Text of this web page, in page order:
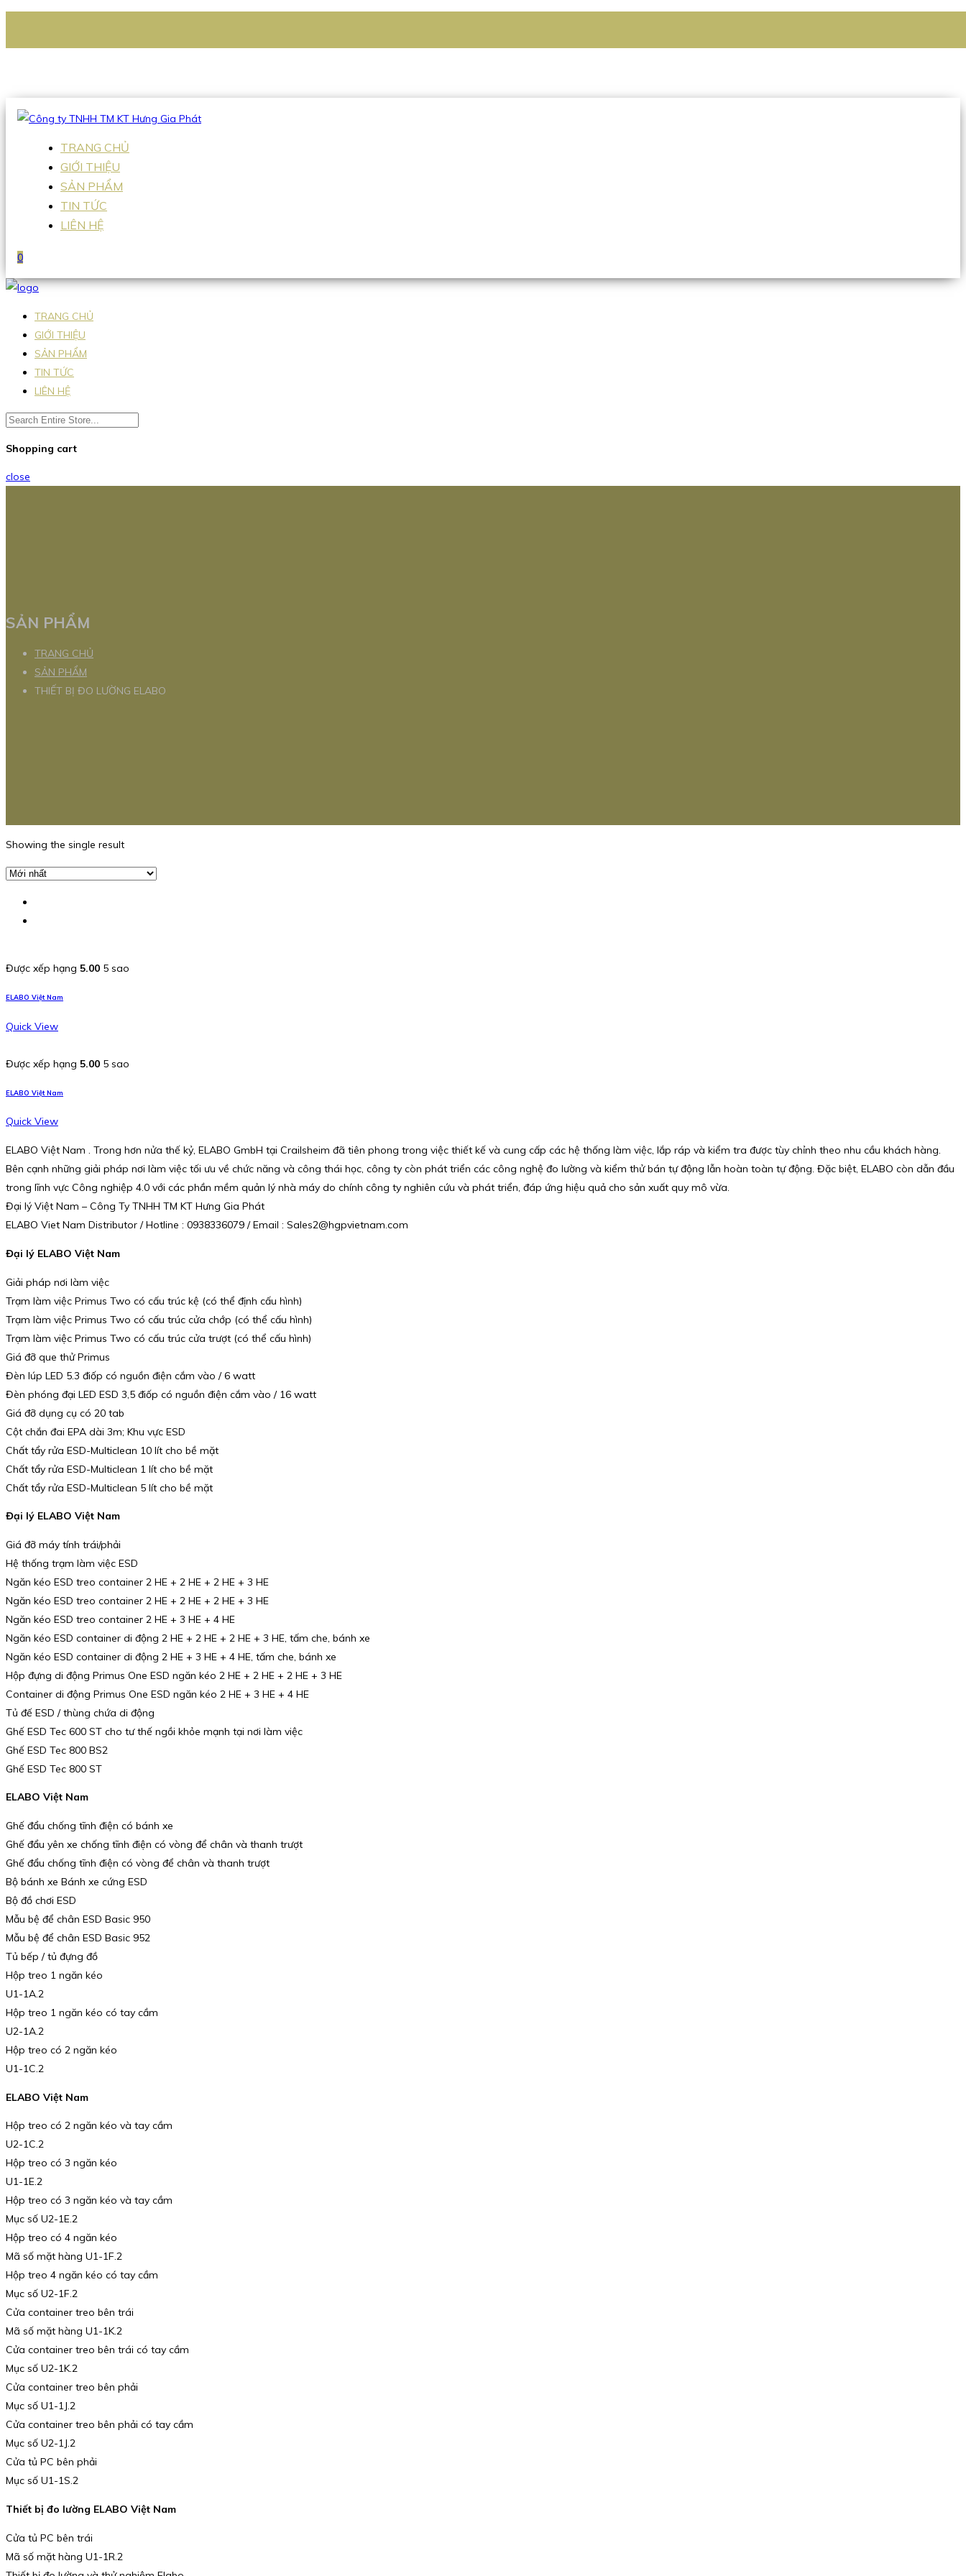
Hotline:0938 336 079
TRANG CHỦ
GIỚI THIỆU
SẢN PHẨM
TIN TỨC
LIÊN HỆ
0
TRANG CHỦ
GIỚI THIỆU
SẢN PHẨM
TIN TỨC
LIÊN HỆ
Shopping cart
close
SẢN PHẨM
TRANG CHỦ
SẢN PHẨM
THIẾT BỊ ĐO LƯỜNG ELABO
Showing the single result
Được xếp hạng 5.00 5 sao
ELABO Việt Nam
Quick View
Được xếp hạng 5.00 5 sao
ELABO Việt Nam
Quick View
ELABO Việt Nam . Trong hơn nửa thế kỷ, ELABO GmbH tại Crailsheim đã tiên phong trong việc thiết kế và cung cấp các hệ thống làm việc, lắp ráp và kiểm tra được tùy chỉnh theo nhu cầu khách hàng.
Bên cạnh những giải pháp nơi làm việc tối ưu về chức năng và công thái học, công ty còn phát triển các công nghệ đo lường và kiểm thử bán tự động lẫn hoàn toàn tự động. Đặc biệt, ELABO còn dẫn đầu
trong lĩnh vực Công nghiệp 4.0 với các phần mềm quản lý nhà máy do chính công ty nghiên cứu và phát triển, đáp ứng hiệu quả cho sản xuất quy mô vừa.
Đại lý Việt Nam – Công Ty TNHH TM KT Hưng Gia Phát
ELABO Viet Nam Distributor / Hotline : 0938336079 / Email : Sales2@hgpvietnam.com
Đại lý ELABO Việt Nam
Giải pháp nơi làm việc
Trạm làm việc Primus Two có cấu trúc kệ (có thể định cấu hình)
Trạm làm việc Primus Two có cấu trúc cửa chớp (có thể cấu hình)
Trạm làm việc Primus Two có cấu trúc cửa trượt (có thể cấu hình)
Giá đỡ que thử Primus
Đèn lúp LED 5.3 điốp có nguồn điện cắm vào / 6 watt
Đèn phóng đại LED ESD 3,5 điốp có nguồn điện cắm vào / 16 watt
Giá đỡ dụng cụ có 20 tab
Cột chắn đai EPA dài 3m; Khu vực ESD
Chất tẩy rửa ESD-Multiclean 10 lít cho bề mặt
Chất tẩy rửa ESD-Multiclean 1 lít cho bề mặt
Chất tẩy rửa ESD-Multiclean 5 lít cho bề mặt
Đại lý ELABO Việt Nam
Giá đỡ máy tính trái/phải
Hệ thống trạm làm việc ESD
Ngăn kéo ESD treo container 2 HE + 2 HE + 2 HE + 3 HE
Ngăn kéo ESD treo container 2 HE + 2 HE + 2 HE + 3 HE
Ngăn kéo ESD treo container 2 HE + 3 HE + 4 HE
Ngăn kéo ESD container di động 2 HE + 2 HE + 2 HE + 3 HE, tấm che, bánh xe
Ngăn kéo ESD container di động 2 HE + 3 HE + 4 HE, tấm che, bánh xe
Hộp đựng di động Primus One ESD ngăn kéo 2 HE + 2 HE + 2 HE + 3 HE
Container di động Primus One ESD ngăn kéo 2 HE + 3 HE + 4 HE
Tủ đế ESD / thùng chứa di động
Ghế ESD Tec 600 ST cho tư thế ngồi khỏe mạnh tại nơi làm việc
Ghế ESD Tec 800 BS2
Ghế ESD Tec 800 ST
ELABO Việt Nam
Ghế đẩu chống tĩnh điện có bánh xe
Ghế đẩu yên xe chống tĩnh điện có vòng để chân và thanh trượt
Ghế đẩu chống tĩnh điện có vòng để chân và thanh trượt
Bộ bánh xe Bánh xe cứng ESD
Bộ đồ chơi ESD
Mẫu bệ để chân ESD Basic 950
Mẫu bệ để chân ESD Basic 952
Tủ bếp / tủ đựng đồ
Hộp treo 1 ngăn kéo
U1-1A.2
Hộp treo 1 ngăn kéo có tay cầm
U2-1A.2
Hộp treo có 2 ngăn kéo
U1-1C.2
ELABO Việt Nam
Hộp treo có 2 ngăn kéo và tay cầm
U2-1C.2
Hộp treo có 3 ngăn kéo
U1-1E.2
Hộp treo có 3 ngăn kéo và tay cầm
Mục số U2-1E.2
Hộp treo có 4 ngăn kéo
Mã số mặt hàng U1-1F.2
Hộp treo 4 ngăn kéo có tay cầm
Mục số U2-1F.2
Cửa container treo bên trái
Mã số mặt hàng U1-1K.2
Cửa container treo bên trái có tay cầm
Mục số U2-1K.2
Cửa container treo bên phải
Mục số U1-1J.2
Cửa container treo bên phải có tay cầm
Mục số U2-1J.2
Cửa tủ PC bên phải
Mục số U1-1S.2
Thiết bị đo lường ELABO Việt Nam
Cửa tủ PC bên trái
Mã số mặt hàng U1-1R.2